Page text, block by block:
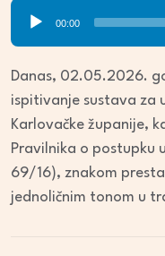
Audio
Player
00:00
Danas, 02.05.2026.
ispitivanje sustava za
Karlovačke županije,
Pravilnika o postupku
69/16), znakom
jednoličnim tonom u